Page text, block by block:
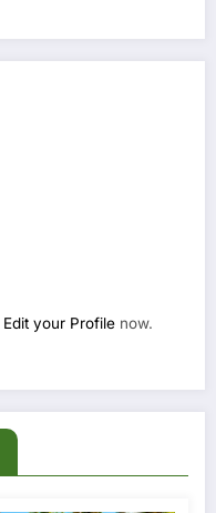
Edit your Profile now.